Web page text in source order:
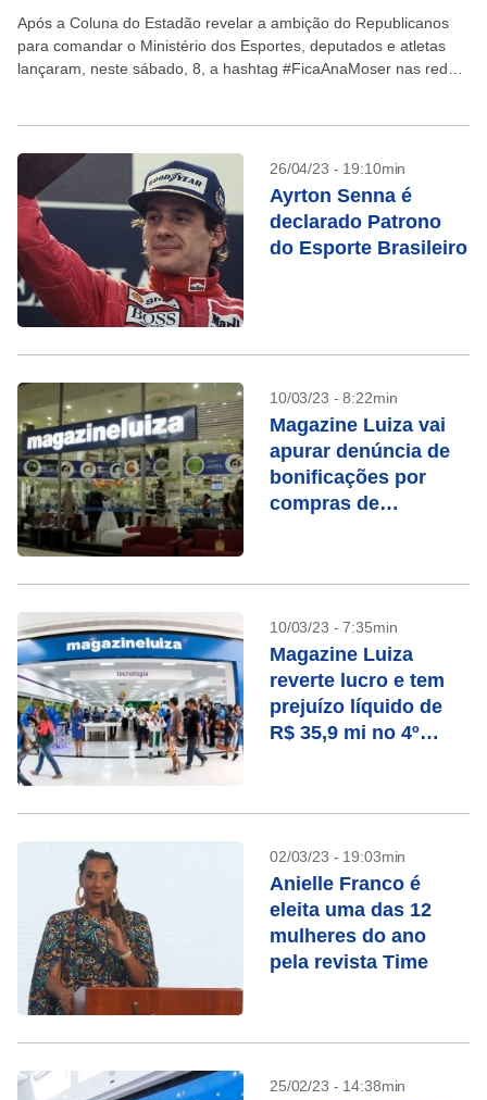
Após a Coluna do Estadão revelar a ambição do Republicanos
para comandar o Ministério dos Esportes, deputados e atletas
lançaram, neste sábado, 8, a hashtag #FicaAnaMoser nas redes
26/04/23 - 19:10min
Ayrton Senna é
declarado Patrono
do Esporte Brasileiro
10/03/23 - 8:22min
Magazine Luiza vai
apurar denúncia de
bonificações por
compras de
10/03/23 - 7:35min
Magazine Luiza
reverte lucro e tem
prejuízo líquido de
R$ 35,9 mi no 4º
02/03/23 - 19:03min
Anielle Franco é
eleita uma das 12
mulheres do ano
pela revista Time
25/02/23 - 14:38min